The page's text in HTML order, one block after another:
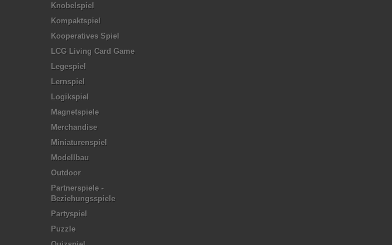
Knobelspiel
Kompaktspiel
Kooperatives Spiel
LCG Living Card Game
Legespiel
Lernspiel
Logikspiel
Magnetspiele
Merchandise
Miniaturenspiel
Modellbau
Outdoor
Partnerspiele -
Beziehungsspiele
Partyspiel
Puzzle